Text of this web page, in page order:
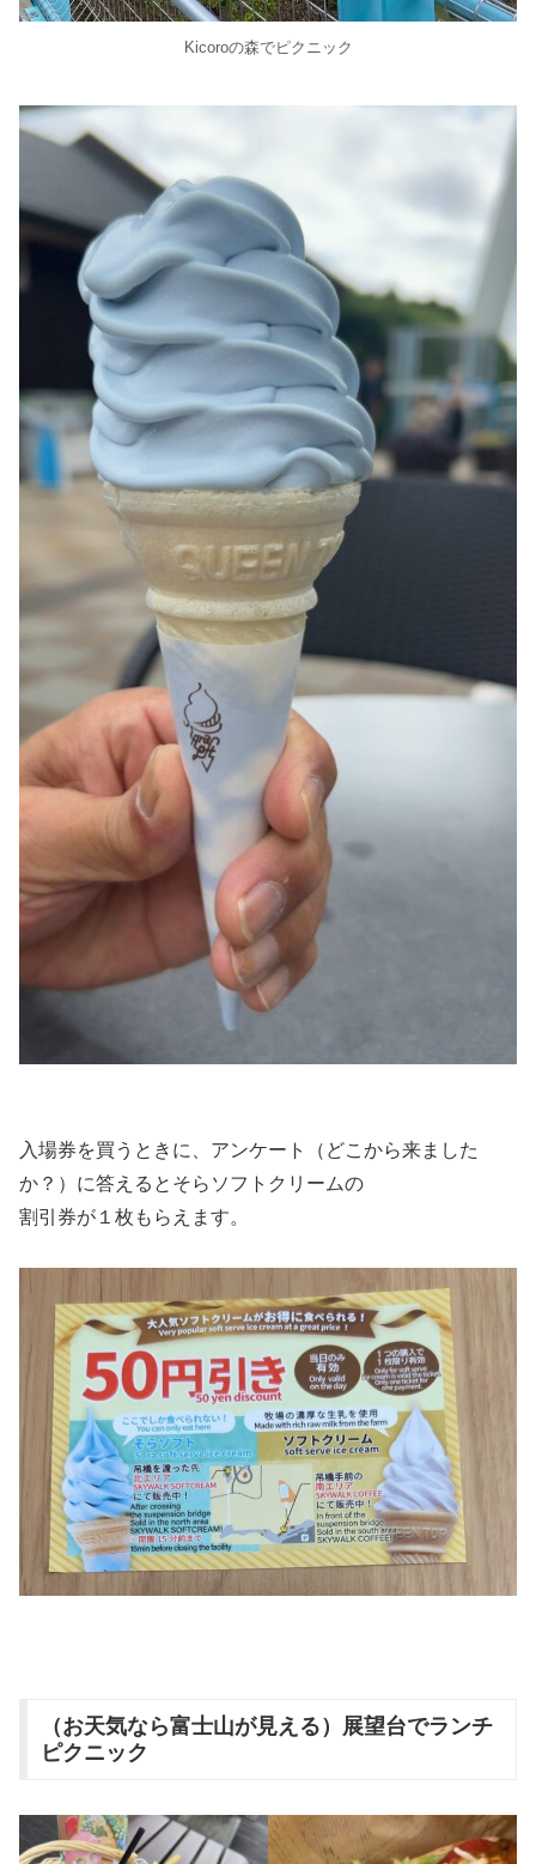
Kicoroの森でピクニック
入場券を買うときに、アンケート（どこから来ました
か？）に答えるとそらソフトクリームの
割引券が１枚もらえます。
（お天気なら富士山が見える）展望台でランチ
ピクニック